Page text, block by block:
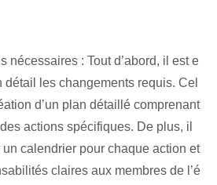
nécessaires : Tout d’abord, il est e
détail les changements requis. Cel
d’un plan détaillé comprenant
actions spécifiques. De plus, il
un calendrier pour chaque action et
claires aux membres de l’é